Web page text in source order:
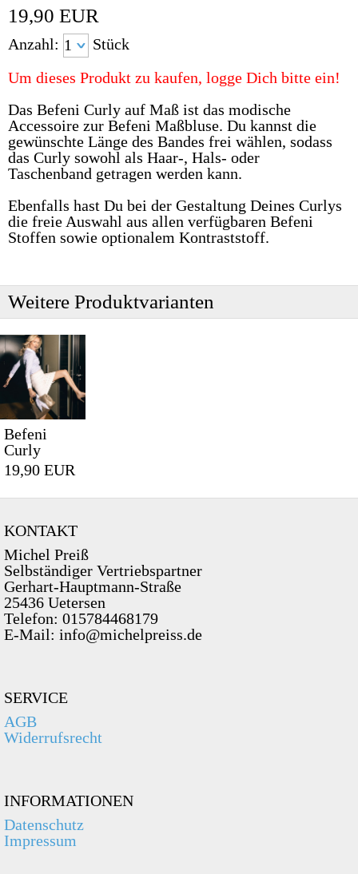
19,90 EUR
Anzahl:
Stück
Um dieses Produkt zu kaufen, logge Dich bitte ein!
Das Befeni Curly auf Maß ist das modische
Accessoire zur Befeni Maßbluse. Du kannst die
gewünschte Länge des Bandes frei wählen, sodass
das Curly sowohl als Haar-, Hals- oder
Taschenband getragen werden kann.
Ebenfalls hast Du bei der Gestaltung Deines Curlys
die freie Auswahl aus allen verfügbaren Befeni
Stoffen sowie optionalem Kontraststoff.
Weitere Produktvarianten
Befeni
Curly
19,90 EUR
KONTAKT
Michel Preiß
Selbständiger Vertriebspartner
Gerhart-Hauptmann-Straße
25436 Uetersen
Telefon: 015784468179
E-Mail: info@michelpreiss.de
SERVICE
AGB
Widerrufsrecht
INFORMATIONEN
Datenschutz
Impressum